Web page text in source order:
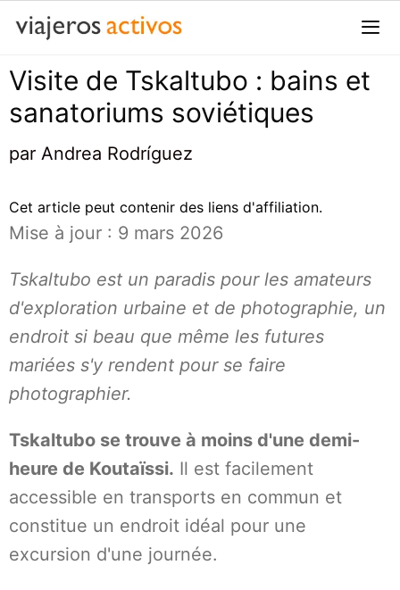
Passer
contenu
Visite de Tskaltubo : bains et
sanatoriums soviétiques
par Andrea Rodríguez
Cet article peut contenir des liens d'affiliation.
Mise à jour : 9 mars 2026
Tskaltubo est un paradis pour les amateurs
d'exploration urbaine et de photographie, un
endroit si beau que même les futures
mariées s'y rendent pour se faire
photographier.
Tskaltubo se trouve à moins d'une demi-
heure de Koutaïssi. Il est facilement
accessible en transports en commun et
constitue un endroit idéal pour une
excursion d'une journée.